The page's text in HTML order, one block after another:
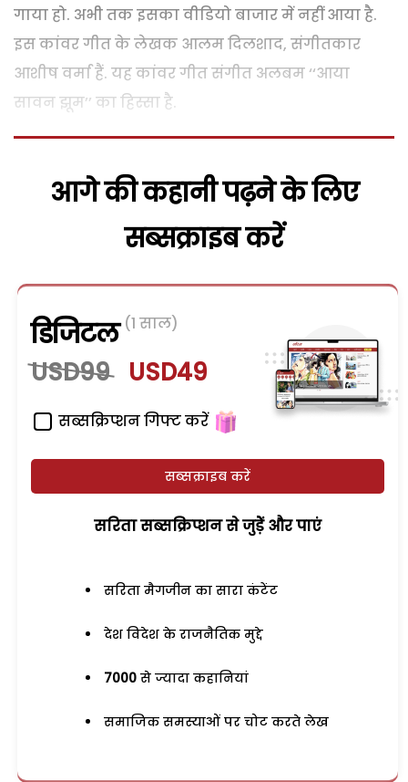
गाया हो. अभी तक इसका वीडियो बाजार में नहीं आया है.
इस कांवर गीत के लेखक आलम दिलशाद, संगीतकार
आशीष वर्मा हैं. यह कांवर गीत संगीत अलबम ‘‘आया
सावन झूम’’ का हिस्सा है.
आगे की कहानी पढ़ने के लिए
सब्सक्राइब करें
डिजिटल (1 साल)
USD99 USD49
सब्सक्रिप्शन गिफ्ट करें
सब्सक्राइब करें
सरिता सब्सक्रिप्शन से जुड़ेें और पाएं
सरिता मैगजीन का सारा कंटेंट
देश विदेश के राजनैतिक मुद्दे
7000 से ज्यादा कहानियां
समाजिक समस्याओं पर चोट करते लेख